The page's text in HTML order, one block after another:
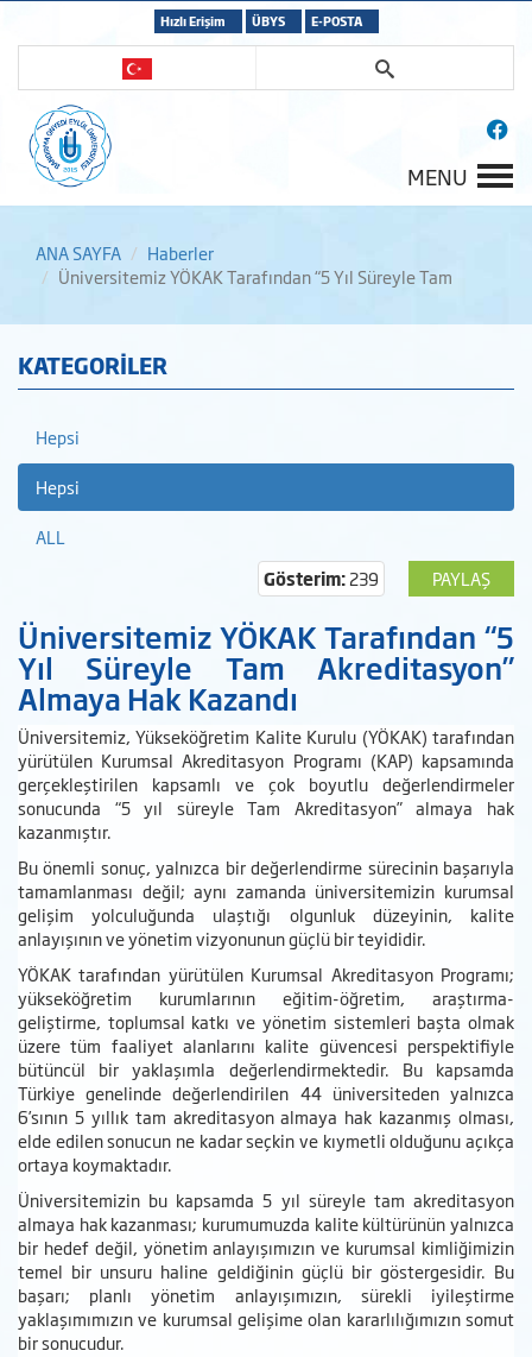
Hızlı Erişim ÜBYS E-POSTA
MENU
ANA SAYFA
Haberler
Üniversitemiz YÖKAK Tarafından “5 Yıl Süreyle Tam
KATEGORİLER
Hepsi
Hepsi
ALL
PAYLAŞ
Gösterim:239
Üniversitemiz YÖKAK Tarafından “5
Yıl Süreyle Tam Akreditasyon”
Almaya Hak Kazandı
Üniversitemiz, Yükseköğretim Kalite Kurulu (YÖKAK) tarafından
yürütülen Kurumsal Akreditasyon Programı (KAP) kapsamında
gerçekleştirilen kapsamlı ve çok boyutlu değerlendirmeler
sonucunda “5 yıl süreyle Tam Akreditasyon” almaya hak
kazanmıştır.
Bu önemli sonuç, yalnızca bir değerlendirme sürecinin başarıyla
tamamlanması değil; aynı zamanda üniversitemizin kurumsal
gelişim yolculuğunda ulaştığı olgunluk düzeyinin, kalite
anlayışının ve yönetim vizyonunun güçlü bir teyididir.
YÖKAK tarafından yürütülen Kurumsal Akreditasyon Programı;
yükseköğretim kurumlarının eğitim-öğretim, araştırma-
geliştirme, toplumsal katkı ve yönetim sistemleri başta olmak
üzere tüm faaliyet alanlarını kalite güvencesi perspektifiyle
bütüncül bir yaklaşımla değerlendirmektedir. Bu kapsamda
Türkiye genelinde değerlendirilen 44 üniversiteden yalnızca
6’sının 5 yıllık tam akreditasyon almaya hak kazanmış olması,
elde edilen sonucun ne kadar seçkin ve kıymetli olduğunu açıkça
ortaya koymaktadır.
Üniversitemizin bu kapsamda 5 yıl süreyle tam akreditasyon
almaya hak kazanması; kurumumuzda kalite kültürünün yalnızca
bir hedef değil, yönetim anlayışımızın ve kurumsal kimliğimizin
temel bir unsuru haline geldiğinin güçlü bir göstergesidir. Bu
başarı; planlı yönetim anlayışımızın, sürekli iyileştirme
yaklaşımımızın ve kurumsal gelişime olan kararlılığımızın somut
bir sonucudur.